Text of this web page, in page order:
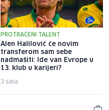
PROTRAĆENI TALENT
Alen Halilović će novim
transferom sam sebe
nadmašiti: Ide van Evrope u
13. klub u karijeri?
3 sata